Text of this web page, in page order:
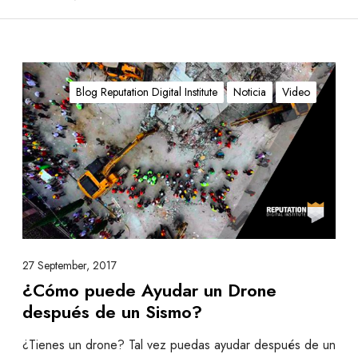
¿
C
ó
m
o
p
u
e
d
e
A
y
u
d
a
Blog Reputation Digital Institute Noticia Video
27 September, 2017
¿Cómo puede Ayudar un Drone
después de un Sismo?
¿Tienes un drone? Tal vez puedas ayudar después de un